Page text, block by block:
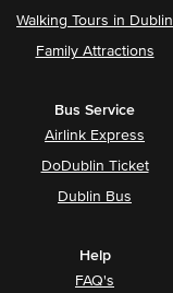
Walking Tours in Dublin
Family Attractions
Bus Service
Airlink Express
DoDublin Ticket
Dublin Bus
Help
FAQ's